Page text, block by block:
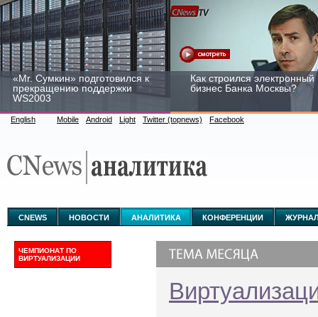
«Mr. Сумкин» подготовился к
прекращению поддержки
WS2003
Как строился электронный
бизнес Банка Москвы?
к аналитике
участвовать
English Mobile Android Light Twitter (topnews) Facebook
CNEWS НОВОСТИ АНАЛИТИКА КОНФЕРЕНЦИИ
ЧЕМПИОНАТ ПО
ВИРТУАЛИЗАЦИИ